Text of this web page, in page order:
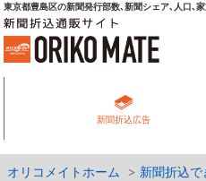
東京都豊島区の新聞発行部数､新聞シェア､人口､
新聞折込広告
オリコメイトホーム 新聞折込